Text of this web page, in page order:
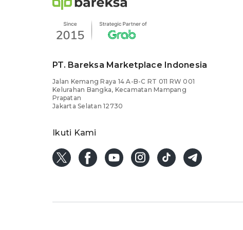
PT. Bareksa Marketplace Indonesia
Jalan Kemang Raya 14 A-B-C RT 011 RW 001
Kelurahan Bangka, Kecamatan Mampang
Prapatan
Jakarta Selatan 12730
Ikuti Kami